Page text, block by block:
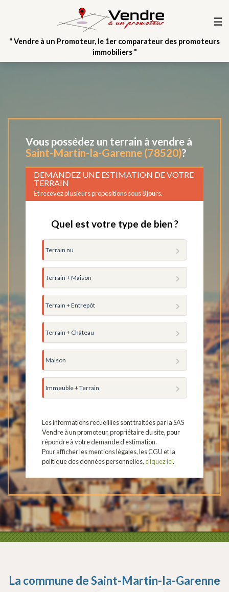
☰
" Vendre à un Promoteur, le 1er comparateur des promoteurs
immobiliers "
Vous possédez un terrain à vendre à
Saint-Martin-la-Garenne (78520)?
DEMANDEZ UNE ESTIMATION DE VOTRE
TERRAIN
Et recevez plusieurs propositions sous 8 jours.
Quel est votre type de bien ?
Terrain nu
Terrain + Maison
Terrain + Entrepôt
Terrain + Château
Maison
Immeuble + Terrain
Les informations recueillies sont traitées par la SAS
Vendre à un promoteur, propriétaire du site, pour
répondre à votre demande d'estimation.
Pour afficher les mentions légales, les CGU et la
politique des données personnelles,cliquez ici.
La commune deSaint-Martin-la-Garenne